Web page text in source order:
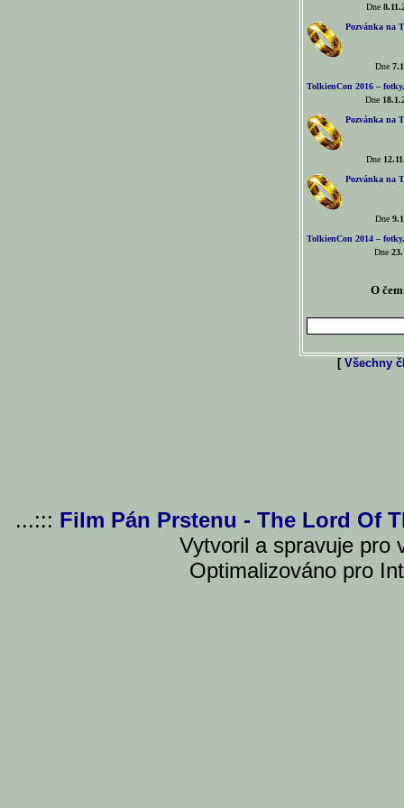
Dne
Pozvánka na
Dne
TolkienCon 2016 –
Dne
Pozvánka na
Dne
Pozvánka na
Dne
TolkienCon 2014 –
Dne
O
[ Všechny
...::: Film Pán Prstenu - The Lord Of
Vytvoril a spravuje pro
Optimalizováno pro